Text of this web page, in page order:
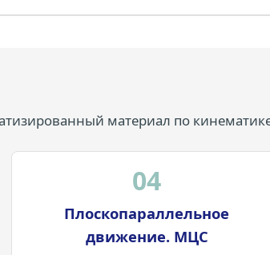
материал по
04
Плоскопараллельное
движение. МЦС